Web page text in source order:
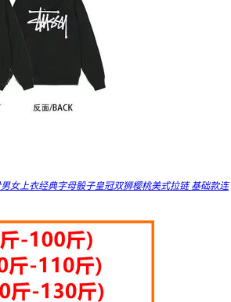
女上衣经典字母骰子皇冠双狮樱桃美式拉链 基础款连